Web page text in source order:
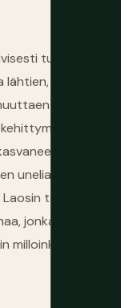
turismille ja
ja Laos–
maan
unelias Luang
tahti ja
jonka kohtaat
milloinkaan